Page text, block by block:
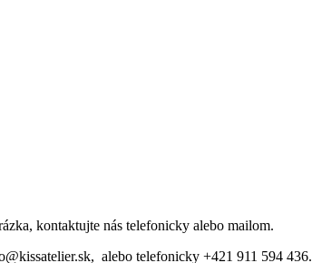
kontaktujte nás telefonicky alebo mailom.
alebo telefonicky +421 911 594 436.